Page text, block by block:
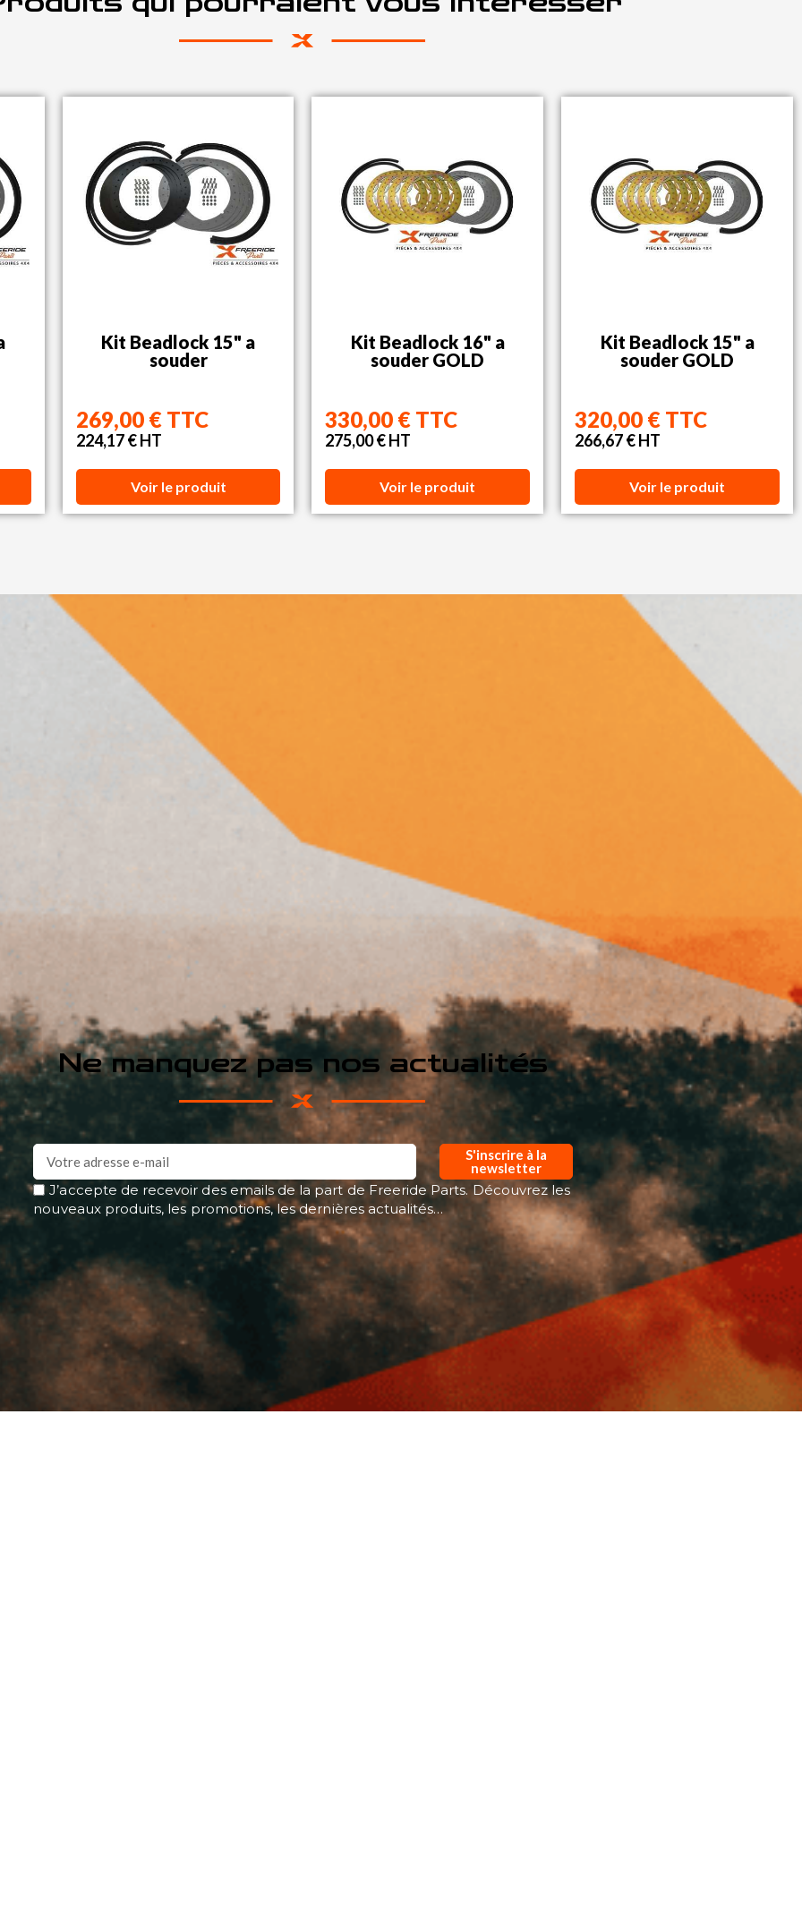
Kit Beadlock 15" a
souder
269,00 € TTC
224,17 € HT
Voir le produit
Kit Beadlock 16" a
souder GOLD
330,00 € TTC
275,00 € HT
Voir le produit
Kit Beadlock 15" a
souder GOLD
320,00 € TTC
266,67 € HT
Voir le produit
Ne manquez pas nos actualités
S'inscrire à la
newsletter
J’accepte de recevoir des emails de la part de Freeride Parts. Découvrez les
nouveaux produits, les promotions, les dernières actualités…